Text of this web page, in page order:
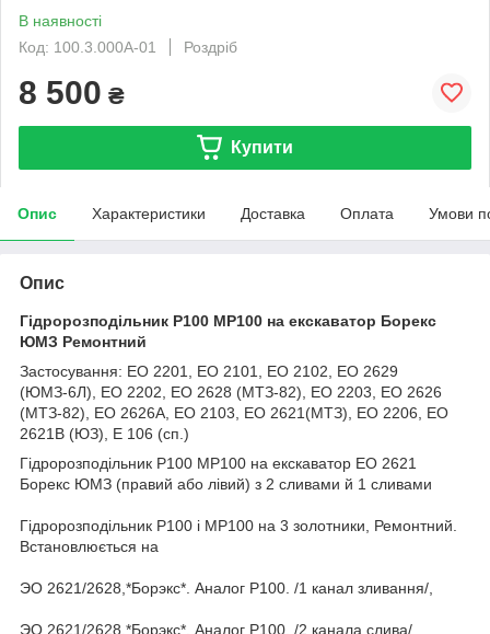
В наявності
Код: 100.3.000А-01
Роздріб
8 500 ₴
Купити
Опис Характеристики Доставка Оплата Умови
Опис
Гідророзподільник Р100 МР100 на екскаватор Борекс
ЮМЗ Ремонтний
Застосування: ЕО 2201, ЕО 2101, ЕО 2102, ЕО 2629
(ЮМЗ-6Л), ЕО 2202, ЕО 2628 (МТЗ-82), ЕО 2203, ЕО 2626
(МТЗ-82), ЕО 2626А, ЕО 2103, ЕО 2621(МТЗ), ЕО 2206, ЕО
2621В (ЮЗ), Е 106 (сп.)
Гідророзподільник Р100 МР100 на екскаватор ЕО 2621
Борекс ЮМЗ (правий або лівий) з 2 сливами й 1 сливами
Гідророзподільник Р100 і МР100 на 3 золотники, Ремонтний.
Встановлюється на
ЭО 2621/2628,*Борэкс*. Аналог Р100. /1 канал зливання/,
ЭО 2621/2628,*Борэкс*. Аналог Р100. /2 канала слива/